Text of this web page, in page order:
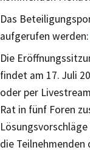
Das
aufgerufen werden:
Die
findet am 17. Juli
oder per
Rat in fünf Foren
die